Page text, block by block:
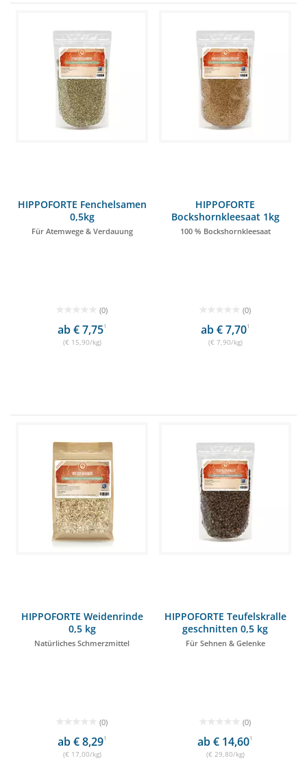
HIPPOFORTE Fenchelsamen
0,5kg
Für Atemwege & Verdauung
(0)
ab € 7,751
(€ 15,90/kg)
HIPPOFORTE
Bockshornkleesaat 1kg
100 % Bockshornkleesaat
(0)
ab € 7,701
(€ 7,90/kg)
HIPPOFORTE Weidenrinde
0,5 kg
Natürliches Schmerzmittel
(0)
ab € 8,291
(€ 17,00/kg)
HIPPOFORTE Teufelskralle
geschnitten 0,5 kg
Für Sehnen & Gelenke
(0)
ab € 14,601
(€ 29,80/kg)